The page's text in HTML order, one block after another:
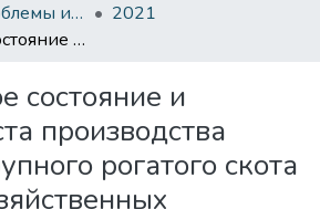
Актуальные проблемы инновационного развития агропромышленного комплекса Беларуси
2021
Современное состояние и резервы роста производства прироста крупного рогатого скота в сельскохозяйственных организациях северо-восточной зоны Могилевской области
состояние и
производства
рогатого скота